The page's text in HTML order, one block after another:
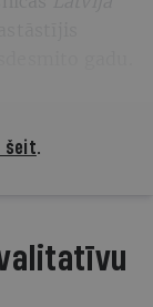
šeit.